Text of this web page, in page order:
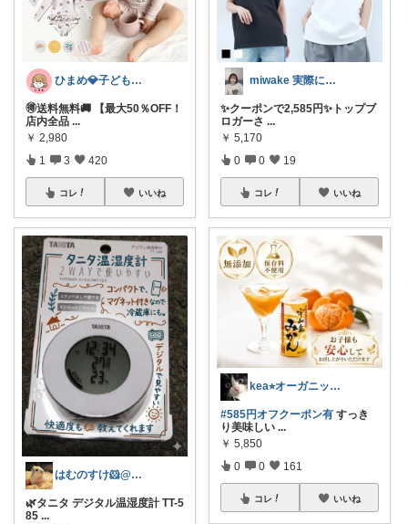
ひまめ💎子どものいる暮らし
🉐送料無料🚚 【最大50％OFF！
店内全品 ...
￥ 2,980
1 3 420
コレ いいね
はむのすけ🐹@美味しいもの&季節の商品
🌿タニタ デジタル温湿度計 TT-5
85 ...
miwake 実際に使って良かったもの
✨クーポンで2,585円✨トップブ
ロガーさ ...
￥ 5,170
0 0 19
コレ いいね
kea⭐︎オーガニックアイテム
#585円オフクーポン有 すっき
り美味しい ...
￥ 5,850
0 0 161
コレ いいね